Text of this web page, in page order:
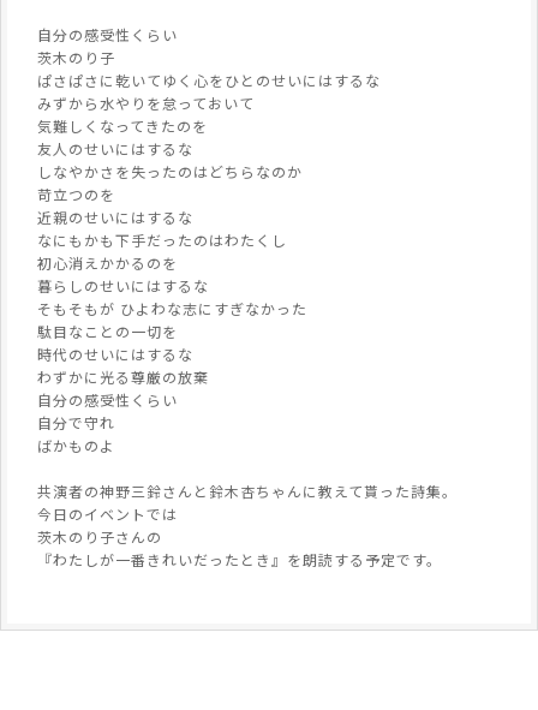
自分の感受性くらい
茨木のり子
ぱさぱさに乾いてゆく心をひとのせいにはするな
みずから水やりを怠っておいて
気難しくなってきたのを
友人のせいにはするな
しなやかさを失ったのはどちらなのか
苛立つのを
近親のせいにはするな
なにもかも下手だったのはわたくし
初心消えかかるのを
暮らしのせいにはするな
そもそもが ひよわな志にすぎなかった
駄目なことの一切を
時代のせいにはするな
わずかに光る尊厳の放棄
自分の感受性くらい
自分で守れ
ばかものよ
共演者の神野三鈴さんと鈴木杏ちゃんに教えて貰った詩集。
今日のイベントでは
茨木のり子さんの
『わたしが一番きれいだったとき』を朗読する予定です。